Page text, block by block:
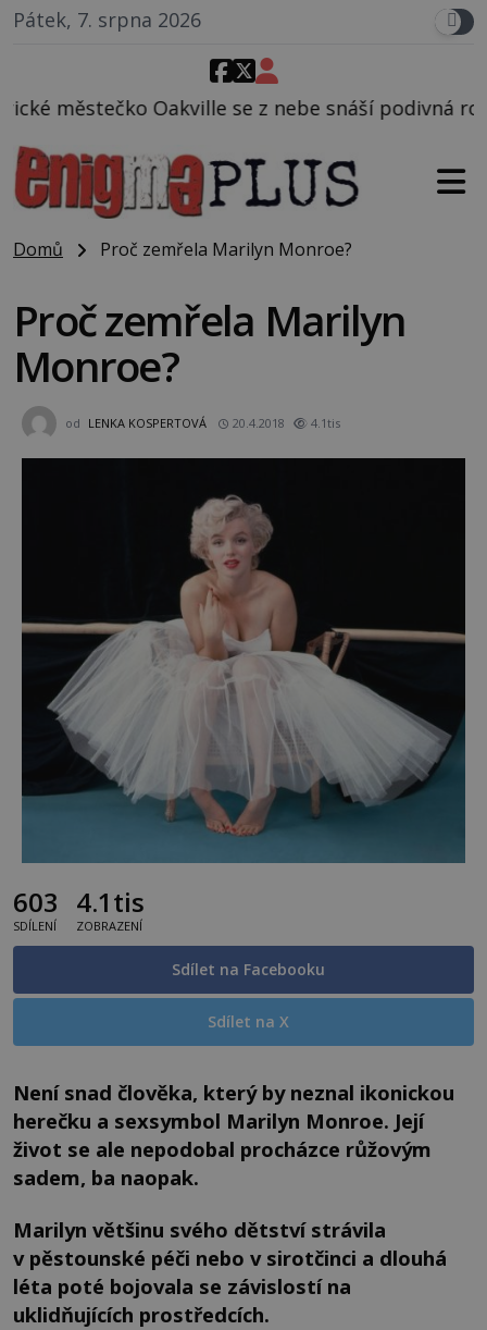
Pátek, 7. srpna 2026
se z nebe snáší podivná rosolovitá látka
Domů Proč zemřela Marilyn Monroe?
Proč zemřela Marilyn
Monroe?
od LENKA KOSPERTOVÁ 20.4.2018 4.1tis
603
SDÍLENÍ
4.1tis
ZOBRAZENÍ
Sdílet na Facebooku
Sdílet na X
Není snad člověka, který by neznal ikonickou
herečku a sexsymbol Marilyn Monroe. Její
život se ale nepodobal procházce růžovým
sadem, ba naopak.
Marilyn většinu svého dětství strávila
v pěstounské péči nebo v sirotčinci a dlouhá
léta poté bojovala se závislostí na
uklidňujících prostředcích.